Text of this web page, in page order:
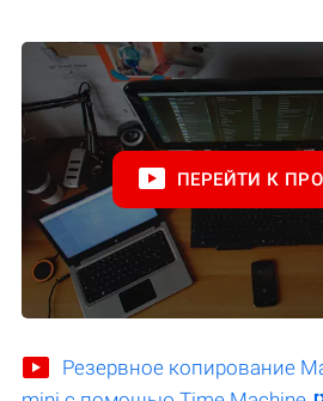
ПЕРЕЙТИ К
Резервное копирование